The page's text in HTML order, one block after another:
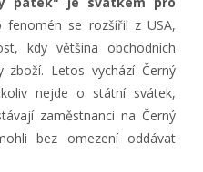
fenomén se rozšířil z USA,
kdy většina obchodních
zboží. Letos vychází Černý
nejde o státní svátek,
zaměstnanci na Černý
bez omezení oddávat